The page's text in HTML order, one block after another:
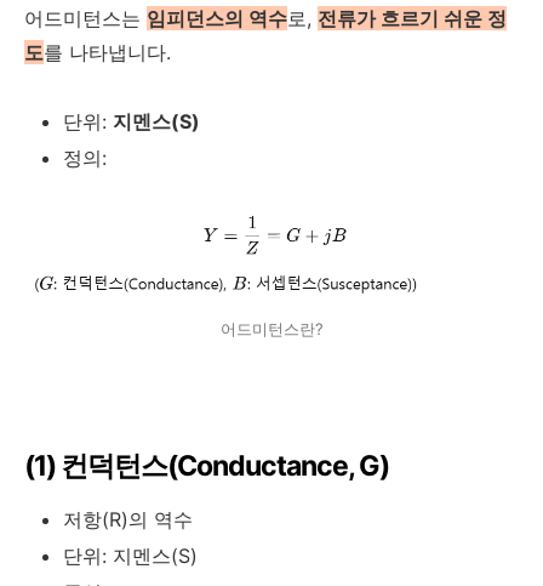
어드미턴스는 임피던스의 역수로, 전류가 흐르기 쉬운 정
도를 나타냅니다.
단위: 지멘스(S)
정의:
어드미턴스란?
(1) 컨덕턴스(Conductance,G)
저항(R)의 역수
단위: 지멘스(S)